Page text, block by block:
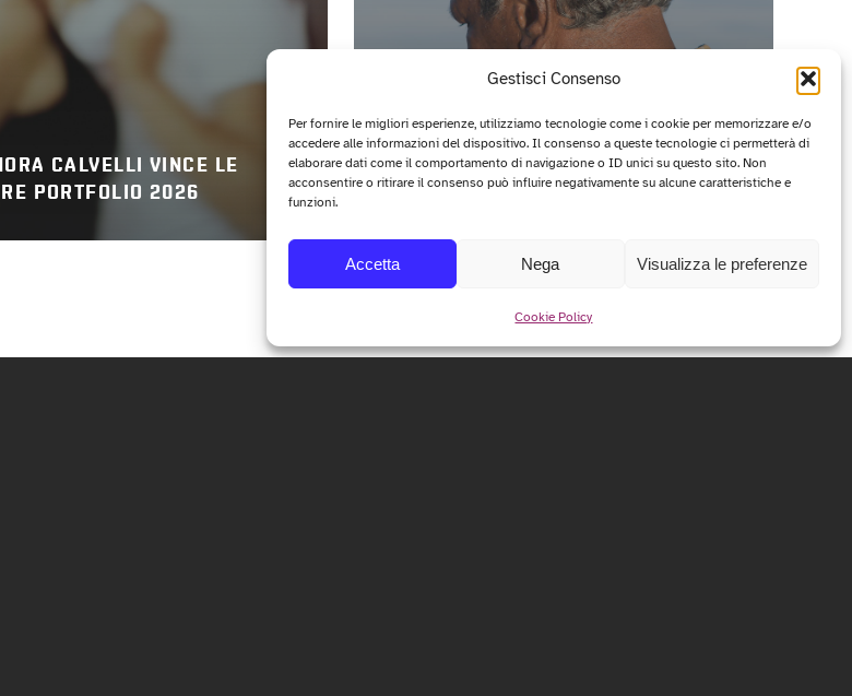
Gestisci Consenso
Per fornire le migliori esperienze, utilizziamo tecnologie come i cookie per memorizzare e/o
accedere alle informazioni del dispositivo. Il consenso a queste tecnologie ci permetterà di
elaborare dati come il comportamento di navigazione o ID unici su questo sito. Non
acconsentire o ritirare il consenso può influire negativamente su alcune caratteristiche e
funzioni.
Accetta Nega Visualizza le preferenze
Cookie Policy
CALVELLI VINCE LE
PORTFOLIO 2026
CIRCUITO OFF 2026: I PROGETTI
VINCITORI